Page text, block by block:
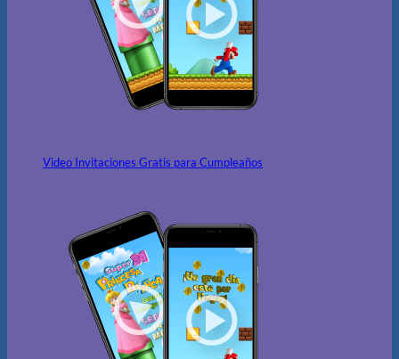
Video Invitaciones Gratis para Cumpleaños